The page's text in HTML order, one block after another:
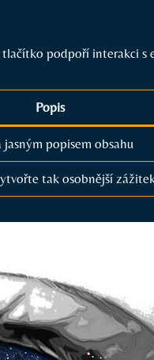
podpoří interakci s
Popis
popisem obsahu
tak osobnější